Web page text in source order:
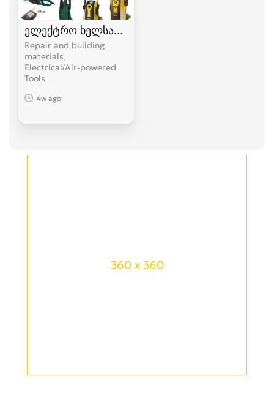
ელექტრო ხელსაწყოები
Repair and building
materials,
Electrical/Air-powered
Tools
4w ago
360 x 360